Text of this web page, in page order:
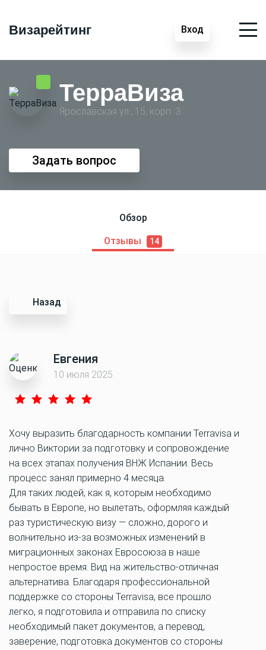
Визарейтинг Вход
ТерраВиза
Ярославская ул., 15, корп. 3
Задать вопрос
Обзор
Отзывы 14
Назад
Евгения
10 июля 2025
Хочу выразить благодарность компании Terravisa и
лично Виктории за подготовку и сопровождение
на всех этапах получения ВНЖ Испании. Весь
процесс занял примерно 4 месяца.
Для таких людей, как я, которым необходимо
бывать в Европе, но вылетать, оформляя каждый
раз туристическую визу — сложно, дорого и
волнительно из-за возможных изменений в
миграционных законах Евросоюза в наше
непростое время. Вид на жительство-отличная
альтернатива. Благодаря профессиональной
поддержке со стороны Terravisa, все прошло
легко, я подготовила и отправила по списку
необходимый пакет документов, а перевод,
заверение, подготовка документов со стороны